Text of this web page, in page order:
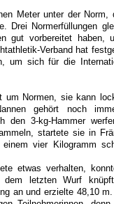
Meter unter der Norm,
Drei Normerfüllungen
gut vorbereitet haben,
Verband hat
um sich für die
um Normen, sie kann
gehört noch
3-kg-Hammer
startete sie in
vier Kilogramm
etwas verhalten,
letzten Wurf
an und erzielte 48,10